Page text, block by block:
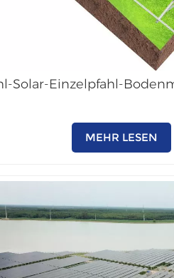
Solar-Einzelpfahl-
MEHR LESEN